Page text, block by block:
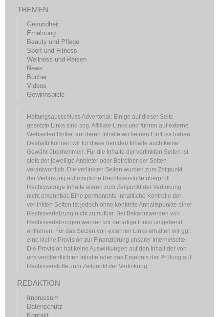
THEMEN
Gesundheit
Ernährung
Beauty und Pflege
Sport und Fitness
Wellness und Reisen
News
Bücher
Videos
Gewinnspiele
Haftungsausschluss Advertorial: Einige auf dieser Seite
gesetzte Links sind sog. Affiliate-Links und führen auf externe
Webseiten Dritter, auf deren Inhalte wir keinen Einfluss haben.
Deshalb können wir für diese fremden Inhalte auch keine
Gewähr übernehmen. Für die Inhalte der verlinkten Seiten ist
stets der jeweilige Anbieter oder Betreiber der Seiten
verantwortlich. Die verlinkten Seiten wurden zum Zeitpunkt
der Verlinkung auf mögliche Rechtsverstöße überprüft.
Rechtswidrige Inhalte waren zum Zeitpunkt der Verlinkung
nicht erkennbar. Eine permanente inhaltliche Kontrolle der
verlinkten Seiten ist jedoch ohne konkrete Anhaltspunkte einer
Rechtsverletzung nicht zumutbar. Bei Bekanntwerden von
Rechtsverletzungen werden wir derartige Links umgehend
entfernen. Für das Setzen von externen Links erhalten wir ggf.
eine kleine Provision zur Finanzierung unserer Internetseite.
Die Provision hat keine Auswirkungen auf den Inhalt der von
uns veröffentlichten Inhalte oder das Ergebnis der Prüfung auf
Rechtsverstöße zum Zeitpunkt der Verlinkung.
REDAKTION
Impressum
Datenschutz
Kontakt